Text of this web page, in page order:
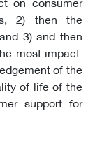
2) then the
3) and then
most impact.
of the
of life of the
support for